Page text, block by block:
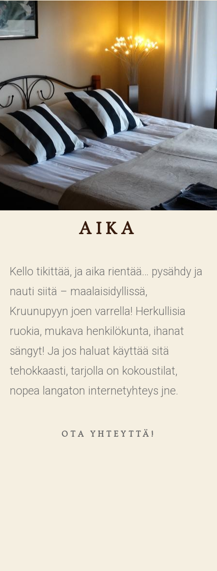
AIKA
Kello tikittää, ja aika rientää… pysähdy ja
nauti siitä – maalaisidyllissä,
Kruunupyyn joen varrella! Herkullisia
ruokia, mukava henkilökunta, ihanat
sängyt! Ja jos haluat käyttää sitä
tehokkaasti, tarjolla on kokoustilat,
nopea langaton internetyhteys jne.
OTA YHTEYTTÄ!